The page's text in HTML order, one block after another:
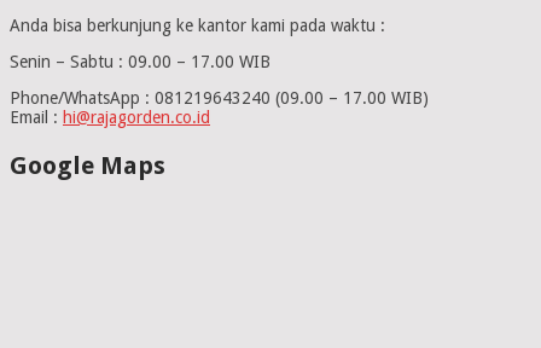
Anda bisa berkunjung ke kantor kami pada waktu :
Senin – Sabtu : 09.00 – 17.00 WIB
Phone/WhatsApp : 081219643240 (09.00 – 17.00 WIB)
Email : hi@rajagorden.co.id
Google Maps